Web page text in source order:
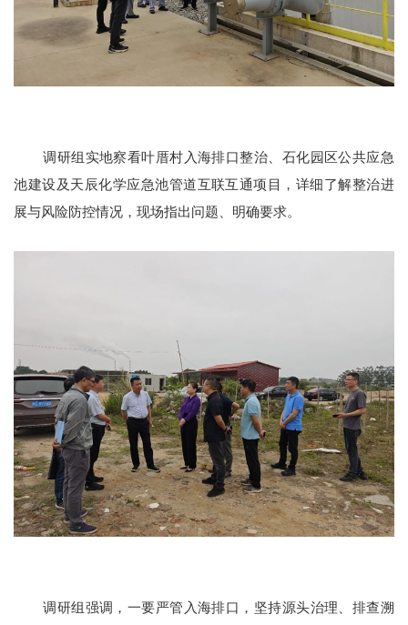
调研组实地察看叶厝村入海排口整治、石化园区公共应急
池建设及天辰化学应急池管道互联互通项目，详细了解整治进
展与风险防控情况，现场指出问题、明确要求。
调研组强调，一要严管入海排口，坚持源头治理、排查溯